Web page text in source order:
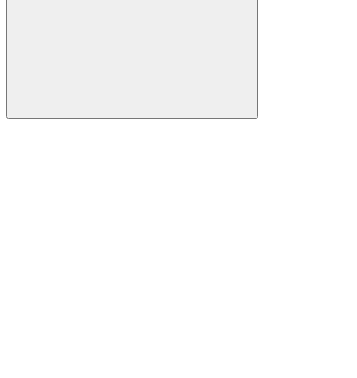
Buscar